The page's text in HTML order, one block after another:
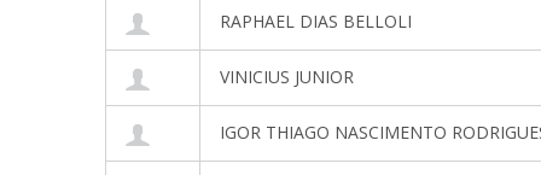
RAPHAEL DIAS BELLOLI
VINICIUS JUNIOR
IGOR THIAGO NASCIMENTO